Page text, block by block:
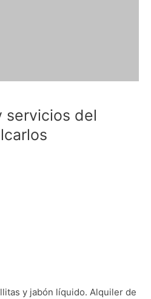
servicios del
y jabón líquido. Alquiler de